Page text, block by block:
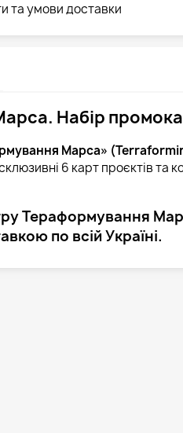
та умови доставки
Набір
Марса»
6 карт проєктів та
Тераформування
по всій Україні.